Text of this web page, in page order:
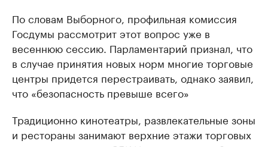
По словам Выборного, профильная комиссия
Госдумы рассмотрит этот вопрос уже в
весеннюю сессию. Парламентарий признал, что
в случае принятия новых норм многие торговые
центры придется перестраивать, однако заявил,
что «безопасность превыше всего»
Традиционно кинотеатры, развлекательные зоны
и рестораны занимают верхние этажи торговых